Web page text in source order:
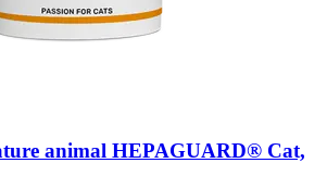
animal HEPAGUARD® Cat,